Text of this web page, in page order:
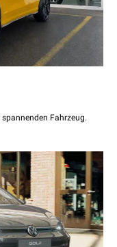
Fahrzeug.